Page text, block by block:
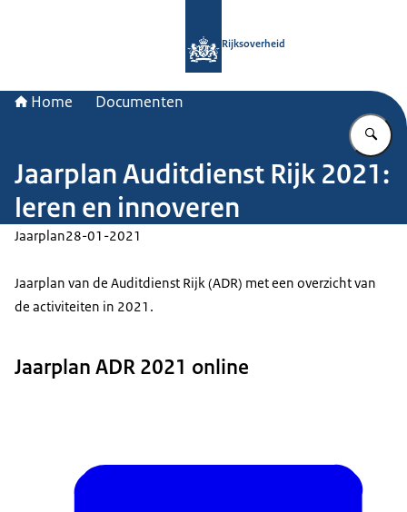
Rijksoverheid
Home Documenten
Jaarplan Auditdienst Rijk 2021:
leren en innoveren
Jaarplan28-01-2021
Jaarplan van de Auditdienst Rijk (ADR) met een overzicht van
de activiteiten in 2021.
Jaarplan ADR 2021 online